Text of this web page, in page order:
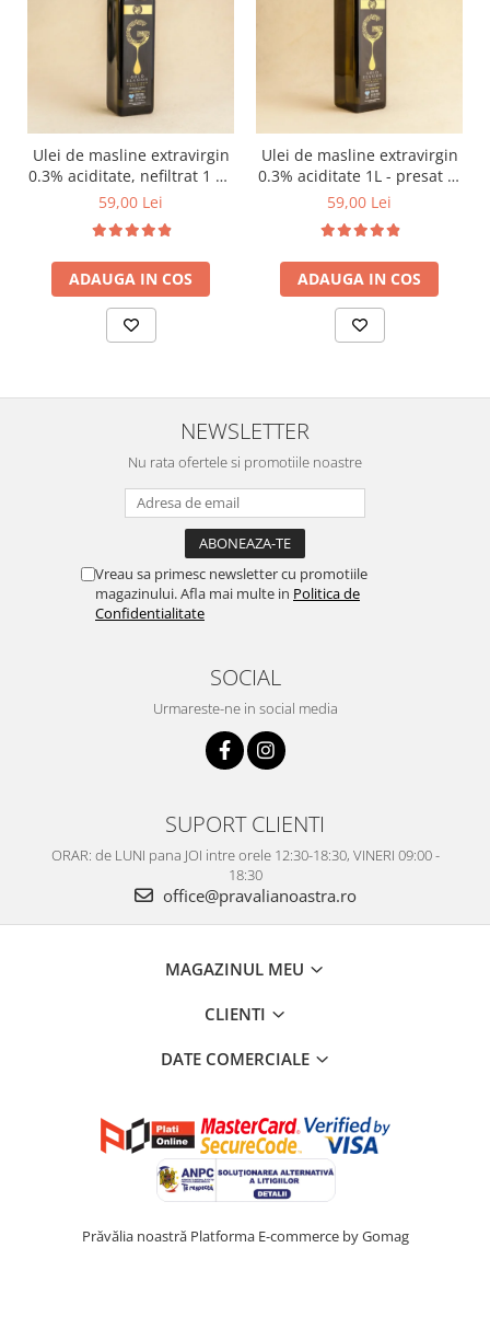
Ulei de masline extravirgin
0.3% aciditate, nefiltrat 1 L -
presat la rece
59,00 Lei
ADAUGA IN COS
Ulei de masline extravirgin
0.3% aciditate 1L - presat la
rece
59,00 Lei
ADAUGA IN COS
NEWSLETTER
Nu rata ofertele si promotiile noastre
Vreau sa primesc newsletter cu promotiile
magazinului. Afla mai multe in Politica de
Confidentialitate
SOCIAL
Urmareste-ne in social media
SUPORT CLIENTI
ORAR: de LUNI pana JOI intre orele 12:30-18:30, VINERI 09:00 -
18:30
office@pravalianoastra.ro
MAGAZINUL MEU
CLIENTI
DATE COMERCIALE
Prăvălia noastră Platforma E-commerce by Gomag